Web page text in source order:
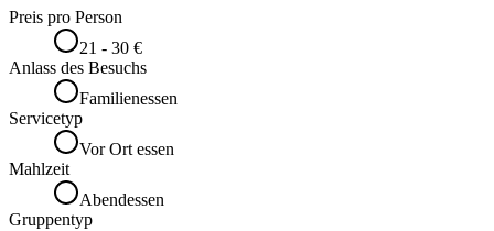
Preis pro Person
21 - 30 €
Anlass des Besuchs
Familienessen
Servicetyp
Vor Ort essen
Mahlzeit
Abendessen
Gruppentyp